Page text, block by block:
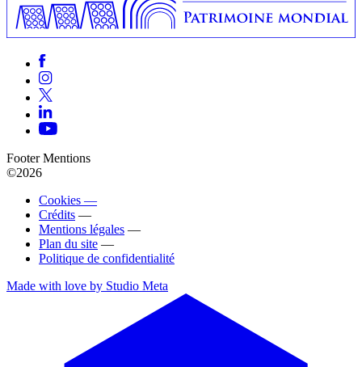
Footer Mentions
©2026
Cookies —
Crédits —
Mentions légales —
Plan du site —
Politique de confidentialité
Made with love by Studio Meta